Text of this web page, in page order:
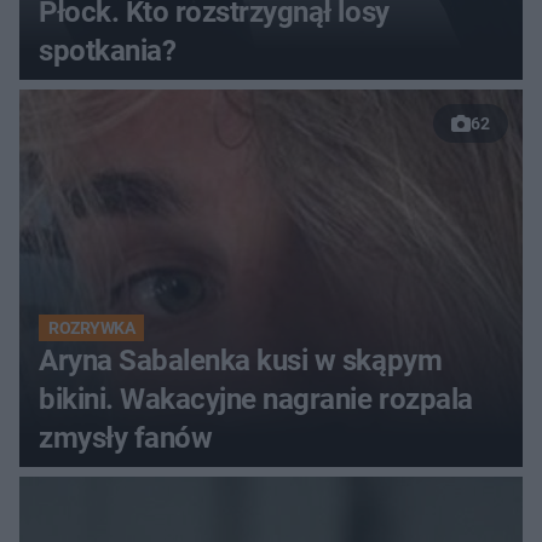
Płock. Kto rozstrzygnął losy
spotkania?
62
ROZRYWKA
Aryna Sabalenka kusi w skąpym
bikini. Wakacyjne nagranie rozpala
zmysły fanów